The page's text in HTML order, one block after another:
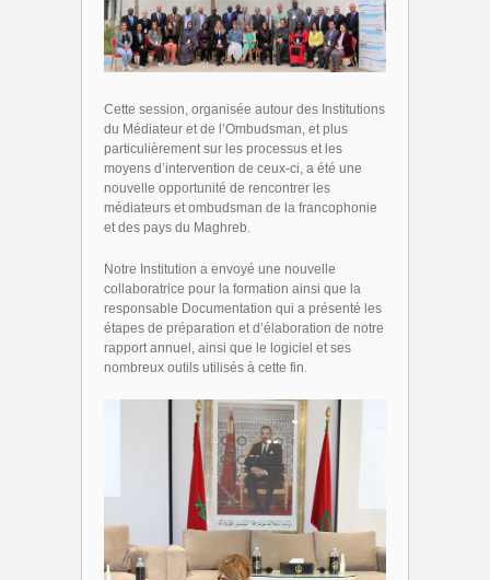
Cette session, organisée autour des Institutions
du Médiateur et de l’Ombudsman, et plus
particulièrement sur les processus et les
moyens d’intervention de ceux-ci, a été une
nouvelle opportunité de rencontrer les
médiateurs et ombudsman de la francophonie
et des pays du Maghreb.
Notre Institution a envoyé une nouvelle
collaboratrice pour la formation ainsi que la
responsable Documentation qui a présenté les
étapes de préparation et d’élaboration de notre
rapport annuel, ainsi que le logiciel et ses
nombreux outils utilisés à cette fin.